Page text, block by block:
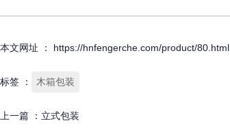
本文网址 ： https://hnfengerche.com/product/80.html
标签 ： 木箱包装
上一篇 ： 立式包装